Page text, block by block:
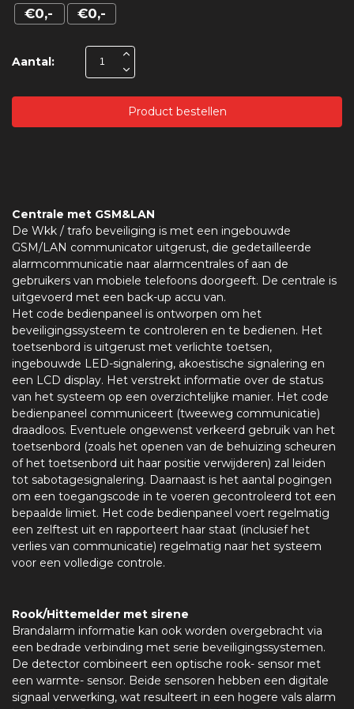
Aantal:
€0,- €0,-
Product bestellen
Centrale met GSM&LAN
De Wkk / trafo beveiliging is met een ingebouwde
GSM/LAN communicator uitgerust, die gedetailleerde
alarmcommunicatie naar alarmcentrales of aan de
gebruikers van mobiele telefoons doorgeeft. De centrale is
uitgevoerd met een back-up accu van.
Het code bedienpaneel is ontworpen om het
beveiligingssysteem te controleren en te bedienen. Het
toetsenbord is uitgerust met verlichte toetsen,
ingebouwde LED-signalering, akoestische signalering en
een LCD display. Het verstrekt informatie over de status
van het systeem op een overzichtelijke manier. Het code
bedienpaneel communiceert (tweeweg communicatie)
draadloos. Eventuele ongewenst verkeerd gebruik van het
toetsenbord (zoals het openen van de behuizing scheuren
of het toetsenbord uit haar positie verwijderen) zal leiden
tot sabotagesignalering. Daarnaast is het aantal pogingen
om een toegangscode in te voeren gecontroleerd tot een
bepaalde limiet. Het code bedienpaneel voert regelmatig
een zelftest uit en rapporteert haar staat (inclusief het
verlies van communicatie) regelmatig naar het systeem
voor een volledige controle.
Rook/Hittemelder met sirene
Brandalarm informatie kan ook worden overgebracht via
een bedrade verbinding met serie beveiligingssystemen.
De detector combineert een optische rook- sensor met
een warmte- sensor. Beide sensoren hebben een digitale
signaal verwerking, wat resulteert in een hogere vals alarm